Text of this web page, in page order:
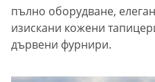
пълно оборудване,
изискани кожени
дървени фурнири.